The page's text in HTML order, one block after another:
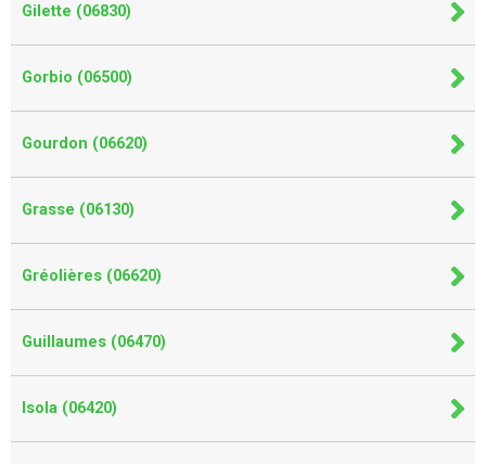
Gilette (06830)
Gorbio (06500)
Gourdon (06620)
Grasse (06130)
Gréolières (06620)
Guillaumes (06470)
Isola (06420)